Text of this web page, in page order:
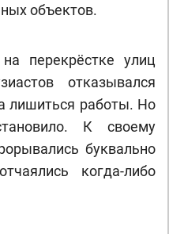
объектов.
перекрёстке улиц
отказывался
лишиться работы. Но
К своему
буквально
когда-либо